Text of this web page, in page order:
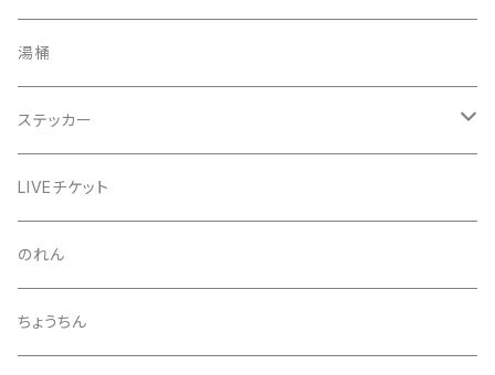
きんちゃく
マッチ
くつ下
お礼ボイス
アクリルスタンド
24節気少年
芒種風景
夏至風景
生写真
プロマイド（マルベル堂）
湯桶
ステッカー
24節気少年
毅然湯
スガヌマンチョコシール
LIVEチケット
のれん
ちょうちん